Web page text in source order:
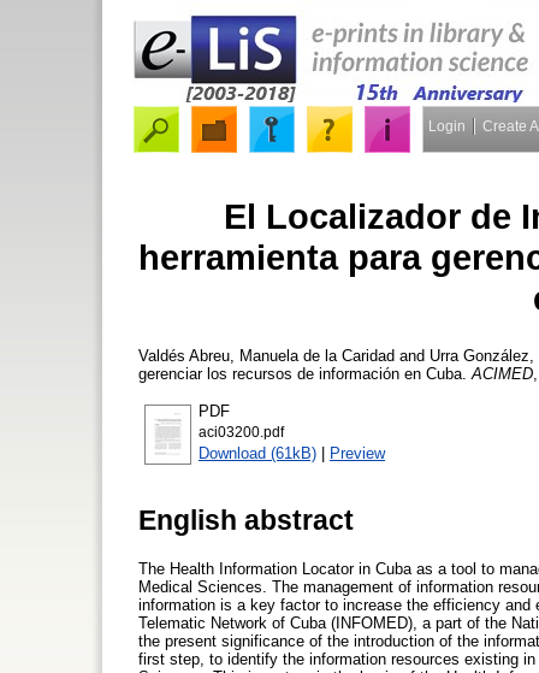
Login Create
El Localizador de
herramienta para
Valdés Abreu, Manuela de la Caridad and Urra González,
gerenciar los recursos de información en Cuba. ACIMED
PDF
aci03200.pdf
Download (61kB) | Preview
English abstract
The Health Information Locator in Cuba as a tool to
Medical Sciences. The management of information
information is a key factor to increase the efficiency
Telematic Network of Cuba (INFOMED), a part of the
the present significance of the introduction of the
first step, to identify the information resources existing